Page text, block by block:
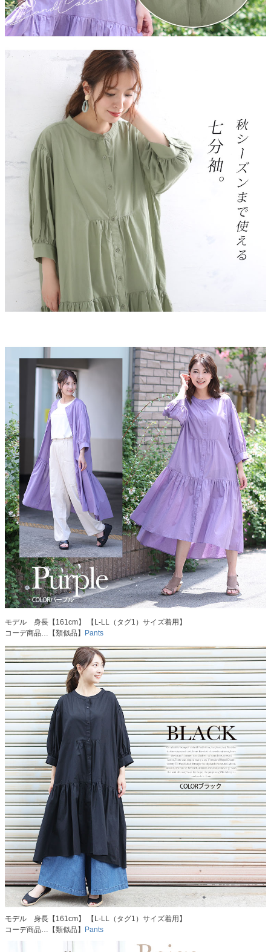
モデル 身長【161cm】 【L-LL（タグ1）サイズ着用】
コーデ商品…【類似品】 Pants
モデル 身長【161cm】 【L-LL（タグ1）サイズ着用】
コーデ商品…【類似品】 Pants